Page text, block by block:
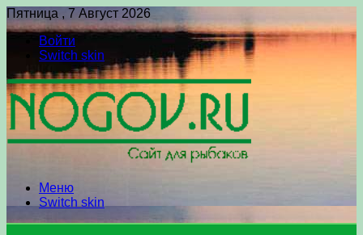
Пятница , 7 Август 2026
Войти
Switch skin
Меню
Switch skin